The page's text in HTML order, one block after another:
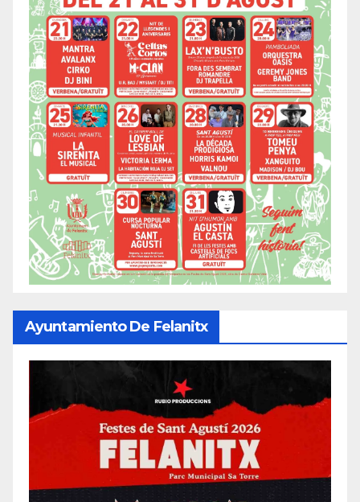
Ayuntamiento De Felanitx